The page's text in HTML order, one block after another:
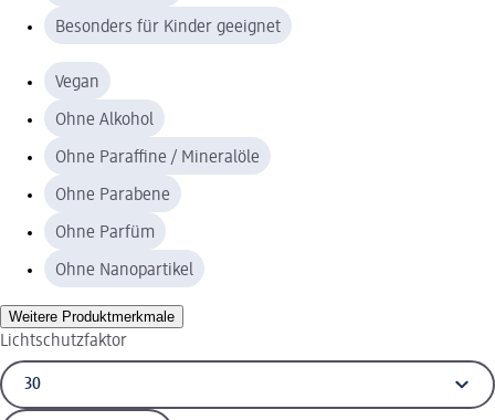
Besonders für Kinder geeignet
Vegan
Ohne Alkohol
Ohne Paraffine / Mineralöle
Ohne Parabene
Ohne Parfüm
Ohne Nanopartikel
Weitere Produktmerkmale
Lichtschutzfaktor